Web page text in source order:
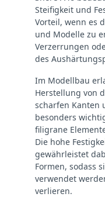
Steifigkeit und
Vorteil, wenn es
und Modelle zu
Verzerrungen
des
Im Modellbau
Herstellung von
scharfen Kanten
besonders
filigrane
Die hohe
gewährleistet
Formen, sodass
verwendet
verlieren.